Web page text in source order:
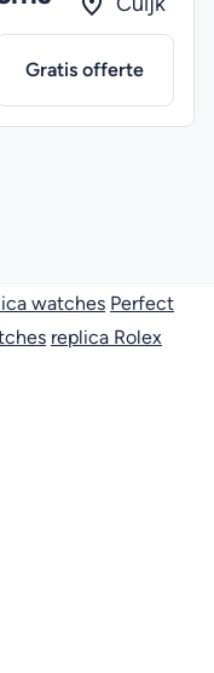
Gratis offerte
watches Perfect
replica Rolex